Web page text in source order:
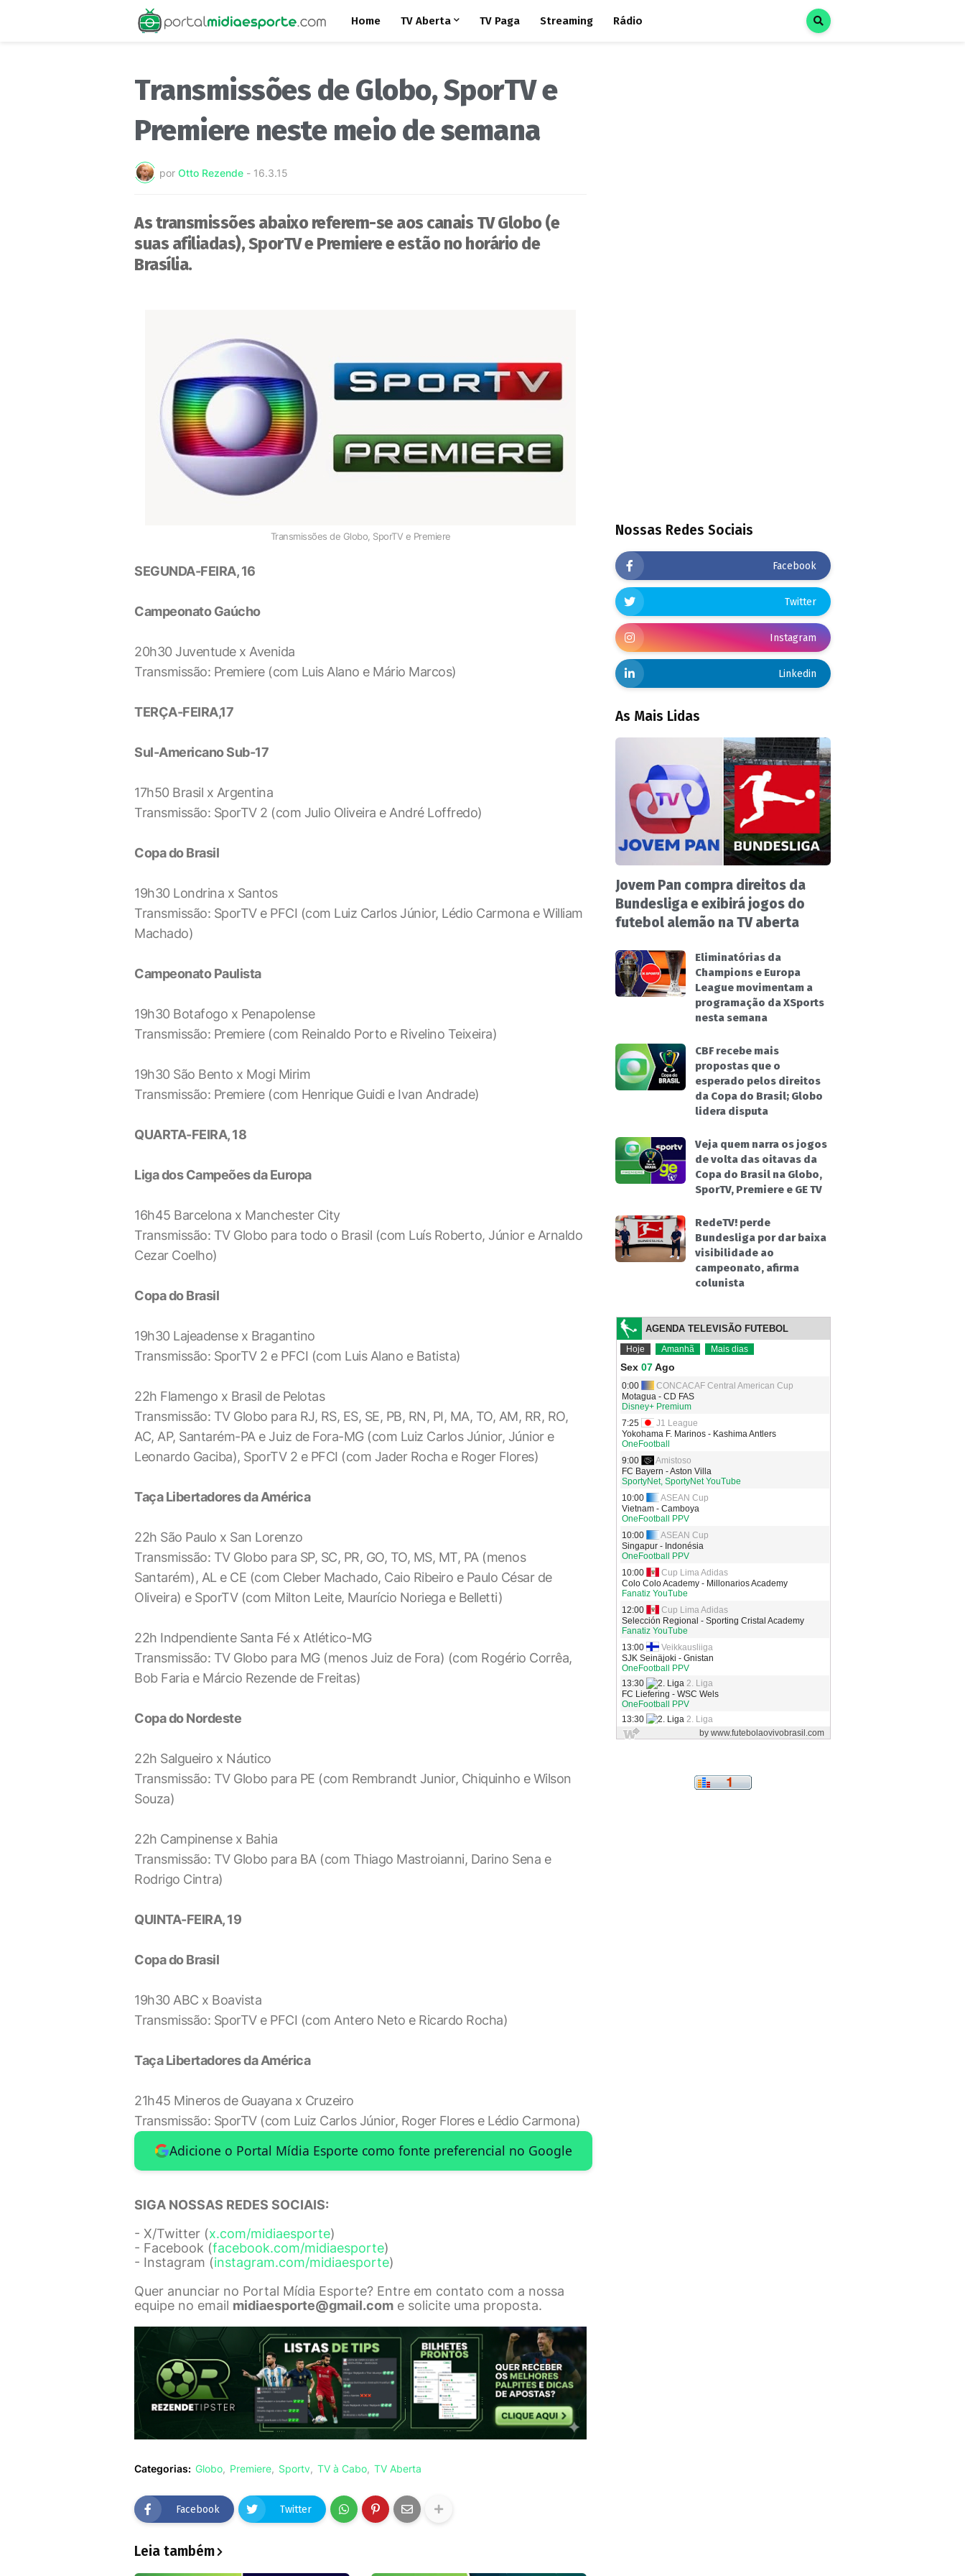
Home TV Aberta TV Paga Streaming Rádio
Transmissões de Globo, SporTV e
Premiere neste meio de semana
por Otto Rezende - 16.3.15
As transmissões abaixo referem-se aos canais TV Globo (e
suas afiliadas), SporTV e Premiere e estão no horário de
Brasília.
Transmissões de Globo, SporTV e Premiere
SEGUNDA-FEIRA, 16
Campeonato Gaúcho
20h30 Juventude x Avenida
Transmissão: Premiere (com Luis Alano e Mário Marcos)
TERÇA-FEIRA,17
Sul-Americano Sub-17
17h50 Brasil x Argentina
Transmissão: SporTV 2 (com Julio Oliveira e André Loffredo)
Copa do Brasil
19h30 Londrina x Santos
Transmissão: SporTV e PFCI (com Luiz Carlos Júnior, Lédio Carmona e William
Machado)
Campeonato Paulista
19h30 Botafogo x Penapolense
Transmissão: Premiere (com Reinaldo Porto e Rivelino Teixeira)
19h30 São Bento x Mogi Mirim
Transmissão: Premiere (com Henrique Guidi e Ivan Andrade)
QUARTA-FEIRA, 18
Liga dos Campeões da Europa
16h45 Barcelona x Manchester City
Transmissão: TV Globo para todo o Brasil (com Luís Roberto, Júnior e Arnaldo
Cezar Coelho)
Copa do Brasil
19h30 Lajeadense x Bragantino
Transmissão: SporTV 2 e PFCI (com Luis Alano e Batista)
22h Flamengo x Brasil de Pelotas
Transmissão: TV Globo para RJ, RS, ES, SE, PB, RN, PI, MA, TO, AM, RR, RO,
AC, AP, Santarém-PA e Juiz de Fora-MG (com Luiz Carlos Júnior, Júnior e
Leonardo Gaciba), SporTV 2 e PFCI (com Jader Rocha e Roger Flores)
Taça Libertadores da América
22h São Paulo x San Lorenzo
Transmissão: TV Globo para SP, SC, PR, GO, TO, MS, MT, PA (menos
Santarém), AL e CE (com Cleber Machado, Caio Ribeiro e Paulo César de
Oliveira) e SporTV (com Milton Leite, Maurício Noriega e Belletti)
22h Indpendiente Santa Fé x Atlético-MG
Transmissão: TV Globo para MG (menos Juiz de Fora) (com Rogério Corrêa,
Bob Faria e Márcio Rezende de Freitas)
Copa do Nordeste
22h Salgueiro x Náutico
Transmissão: TV Globo para PE (com Rembrandt Junior, Chiquinho e Wilson
Souza)
22h Campinense x Bahia
Transmissão: TV Globo para BA (com Thiago Mastroianni, Darino Sena e
Rodrigo Cintra)
QUINTA-FEIRA, 19
Copa do Brasil
19h30 ABC x Boavista
Transmissão: SporTV e PFCI (com Antero Neto e Ricardo Rocha)
Taça Libertadores da América
21h45 Mineros de Guayana x Cruzeiro
Transmissão: SporTV (com Luiz Carlos Júnior, Roger Flores e Lédio Carmona)
Adicione o Portal Mídia Esporte como fonte preferencial no Google
SIGA NOSSAS REDES SOCIAIS:
- X/Twitter (x.com/midiaesporte)
- Facebook (facebook.com/midiaesporte)
- Instagram (instagram.com/midiaesporte)
Quer anunciar no Portal Mídia Esporte? Entre em contato com a nossa
equipe no email midiaesporte@gmail.com e solicite uma proposta.
Categorias: Globo Premiere Sportv TV à Cabo TV Aberta
Facebook Twitter
Leia também
Nossas Redes Sociais
Facebook
Twitter
Instagram
Linkedin
As Mais Lidas
Jovem Pan compra direitos da
Bundesliga e exibirá jogos do
futebol alemão na TV aberta
Eliminatórias da
Champions e Europa
League movimentam a
programação da XSports
nesta semana
CBF recebe mais
propostas que o
esperado pelos direitos
da Copa do Brasil; Globo
lidera disputa
Veja quem narra os jogos
de volta das oitavas da
Copa do Brasil na Globo,
SporTV, Premiere e GE TV
RedeTV! perde
Bundesliga por dar baixa
visibilidade ao
campeonato, afirma
colunista